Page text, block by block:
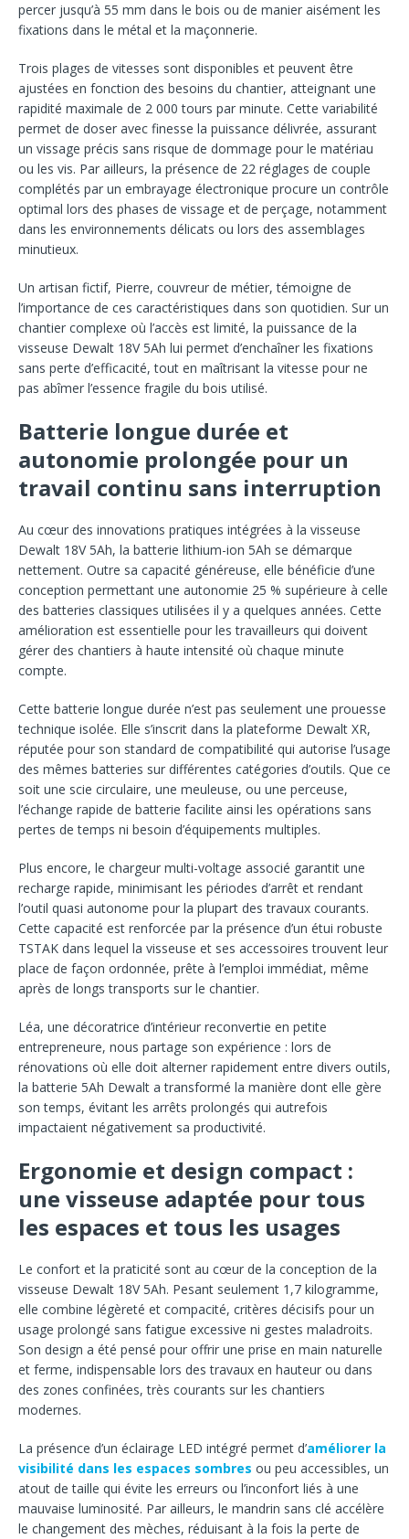
percer jusqu’à 55 mm dans le bois ou de manier aisément les
fixations dans le métal et la maçonnerie.
Trois plages de vitesses sont disponibles et peuvent être
ajustées en fonction des besoins du chantier, atteignant une
rapidité maximale de 2 000 tours par minute. Cette variabilité
permet de doser avec finesse la puissance délivrée, assurant
un vissage précis sans risque de dommage pour le matériau
ou les vis. Par ailleurs, la présence de 22 réglages de couple
complétés par un embrayage électronique procure un contrôle
optimal lors des phases de vissage et de perçage, notamment
dans les environnements délicats ou lors des assemblages
minutieux.
Un artisan fictif, Pierre, couvreur de métier, témoigne de
l’importance de ces caractéristiques dans son quotidien. Sur un
chantier complexe où l’accès est limité, la puissance de la
visseuse Dewalt 18V 5Ah lui permet d’enchaîner les fixations
sans perte d’efficacité, tout en maîtrisant la vitesse pour ne
pas abîmer l’essence fragile du bois utilisé.
Batterie longue durée et
autonomie prolongée pour un
travail continu sans interruption
Au cœur des innovations pratiques intégrées à la visseuse
Dewalt 18V 5Ah, la batterie lithium-ion 5Ah se démarque
nettement. Outre sa capacité généreuse, elle bénéficie d’une
conception permettant une autonomie 25 % supérieure à celle
des batteries classiques utilisées il y a quelques années. Cette
amélioration est essentielle pour les travailleurs qui doivent
gérer des chantiers à haute intensité où chaque minute
compte.
Cette batterie longue durée n’est pas seulement une prouesse
technique isolée. Elle s’inscrit dans la plateforme Dewalt XR,
réputée pour son standard de compatibilité qui autorise l’usage
des mêmes batteries sur différentes catégories d’outils. Que ce
soit une scie circulaire, une meuleuse, ou une perceuse,
l’échange rapide de batterie facilite ainsi les opérations sans
pertes de temps ni besoin d’équipements multiples.
Plus encore, le chargeur multi-voltage associé garantit une
recharge rapide, minimisant les périodes d’arrêt et rendant
l’outil quasi autonome pour la plupart des travaux courants.
Cette capacité est renforcée par la présence d’un étui robuste
TSTAK dans lequel la visseuse et ses accessoires trouvent leur
place de façon ordonnée, prête à l’emploi immédiat, même
après de longs transports sur le chantier.
Léa, une décoratrice d’intérieur reconvertie en petite
entrepreneure, nous partage son expérience : lors de
rénovations où elle doit alterner rapidement entre divers outils,
la batterie 5Ah Dewalt a transformé la manière dont elle gère
son temps, évitant les arrêts prolongés qui autrefois
impactaient négativement sa productivité.
Ergonomie et design compact :
une visseuse adaptée pour tous
les espaces et tous les usages
Le confort et la praticité sont au cœur de la conception de la
visseuse Dewalt 18V 5Ah. Pesant seulement 1,7 kilogramme,
elle combine légèreté et compacité, critères décisifs pour un
usage prolongé sans fatigue excessive ni gestes maladroits.
Son design a été pensé pour offrir une prise en main naturelle
et ferme, indispensable lors des travaux en hauteur ou dans
des zones confinées, très courants sur les chantiers
modernes.
La présence d’un éclairage LED intégré permet d’améliorer la
visibilité dans les espaces sombres ou peu accessibles, un
atout de taille qui évite les erreurs ou l’inconfort liés à une
mauvaise luminosité. Par ailleurs, le mandrin sans clé accélère
le changement des mèches, réduisant à la fois la perte de